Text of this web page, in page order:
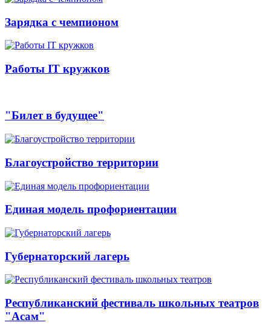
Зарядка с чемпионом
Работы IT кружков
"Билет в будущее"
Благоустройство территории
Единая модель профориентации
Губернаторский лагерь
Республиканский фестиваль школьных театров
"Асам"